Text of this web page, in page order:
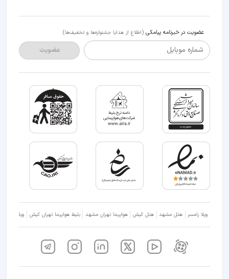
عضویت در خبرنامه پیامکی (اطلاع از هدایا جشنواره‌ها و تخفیف‌ها)
شماره موبایل عضویت
ویلا رامسر هتل مشهد هتل کیش هواپیما تهران مشهد بلیط هواپیما تهران کیش ویلا شمال